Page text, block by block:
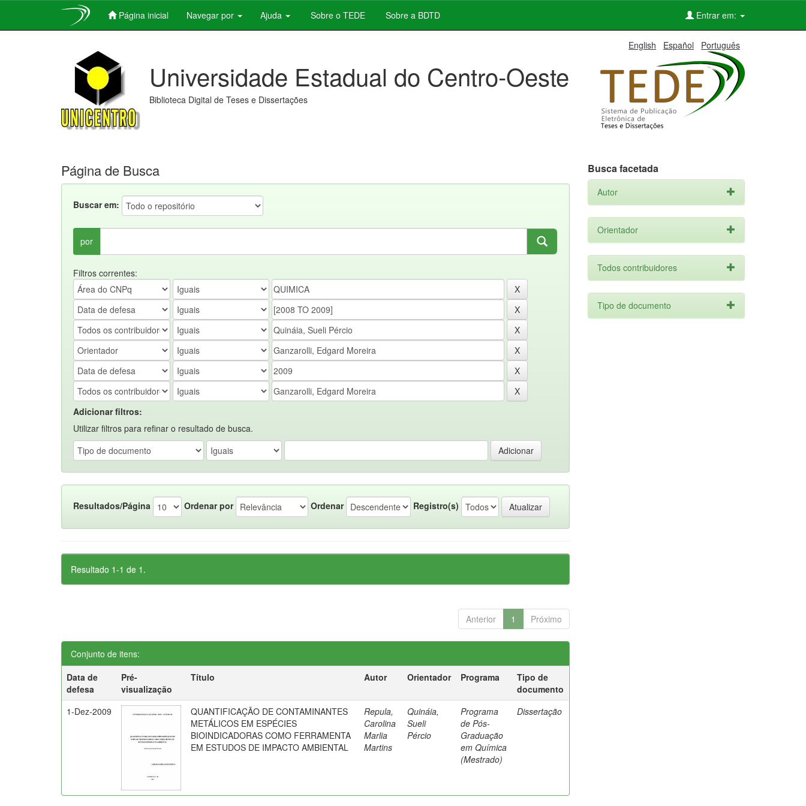
Página inicial Navegar por Ajuda Sobre o TEDE Sobre a BDTD Entrar em:
English Español Português
Universidade Estadual do Centro-Oeste
Biblioteca Digital de Teses e Dissertações
Página de Busca
Buscar em:
por
Filtros correntes:
Adicionar filtros:
Utilizar filtros para refinar o resultado de busca.
Resultados/Página Ordenar por Ordenar Registro(s)
Resultado 1-1 de 1.
Anterior 1 Próximo
Conjunto de itens:
Data de
defesa
Pré-
visualização
Título Autor Orientador Programa
Tipo de
documento
1-Dez-2009
QUANTIFICAÇÃO DE CONTAMINANTES
METÁLICOS EM ESPÉCIES
BIOINDICADORAS COMO FERRAMENTA
EM ESTUDOS DE IMPACTO AMBIENTAL
Repula,
Carolina
Marlia
Martins
Quináia,
Sueli
Pércio
Programa
de Pós-
Graduação
em Química
(Mestrado)
Dissertação
Busca facetada
Autor
Orientador
Todos contribuidores
Tipo de documento